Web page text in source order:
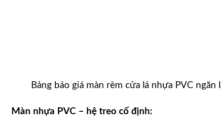
Bảng báo giá màn rèm cửa lá nhựa PVC ngăn
Màn nhựa PVC – hệ treo cố định: